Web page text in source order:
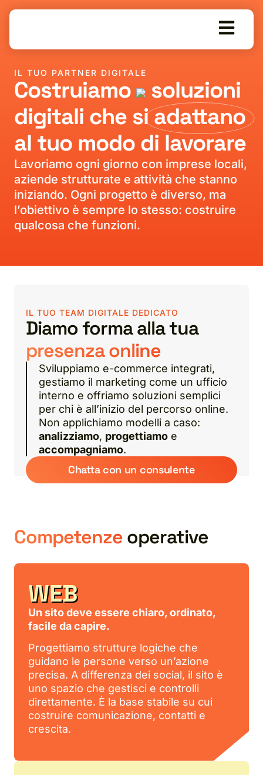
IL TUO PARTNER DIGITALE
Costruiamo
soluzioni
digitali che siadattano
al tuo modo di lavorare
Lavoriamo ogni giorno con imprese locali,
aziende strutturate e attività che stanno
iniziando. Ogni progetto è diverso, ma
l’obiettivo è sempre lo stesso: costruire
qualcosa che funzioni.
IL TUO TEAM DIGITALE DEDICATO
Diamo forma alla tua
presenza online
Sviluppiamo e-commerce integrati,
gestiamo il marketing come un ufficio
interno e offriamo soluzioni semplici
per chi è all’inizio del percorso online.
Non applichiamo modelli a caso:
analizziamo, progettiamo e
accompagniamo.
Chatta con un consulente
Competenze operative
WEB
Un sito deve essere chiaro, ordinato,
facile da capire.
Progettiamo strutture logiche che
guidano le persone verso un’azione
precisa. A differenza dei social, il sito è
uno spazio che gestisci e controlli
direttamente. È la base stabile su cui
costruire comunicazione, contatti e
crescita.